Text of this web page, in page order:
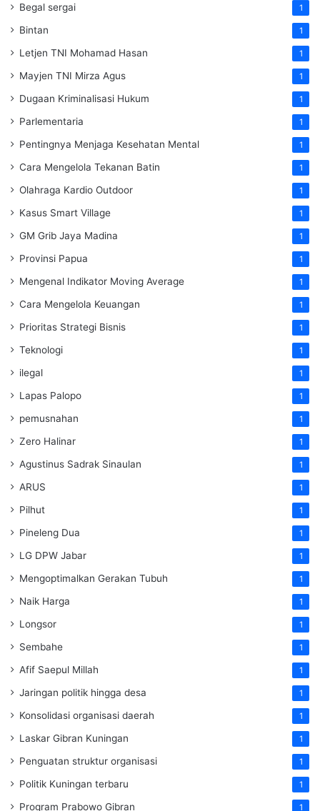
Begal sergai 1
Bintan 1
Letjen TNI Mohamad Hasan 1
Mayjen TNI Mirza Agus 1
Dugaan Kriminalisasi Hukum 1
Parlementaria 1
Pentingnya Menjaga Kesehatan Mental 1
Cara Mengelola Tekanan Batin 1
Olahraga Kardio Outdoor 1
Kasus Smart Village 1
GM Grib Jaya Madina 1
Provinsi Papua 1
Mengenal Indikator Moving Average 1
Cara Mengelola Keuangan 1
Prioritas Strategi Bisnis 1
Teknologi 1
ilegal 1
Lapas Palopo 1
pemusnahan 1
Zero Halinar 1
Agustinus Sadrak Sinaulan 1
ARUS 1
Pilhut 1
Pineleng Dua 1
LG DPW Jabar 1
Mengoptimalkan Gerakan Tubuh 1
Naik Harga 1
Longsor 1
Sembahe 1
Afif Saepul Millah 1
Jaringan politik hingga desa 1
Konsolidasi organisasi daerah 1
Laskar Gibran Kuningan 1
Penguatan struktur organisasi 1
Politik Kuningan terbaru 1
Program Prabowo Gibran 1